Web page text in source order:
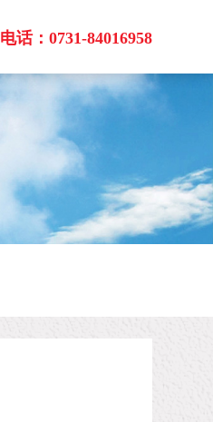
电话： 0731-84016958